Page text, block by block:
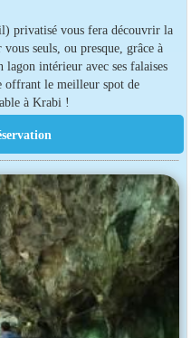
privatisé vous fera découvrir la
seuls, ou presque, grâce à
lagon intérieur avec ses falaises
offrant le meilleur spot de
à Krabi !